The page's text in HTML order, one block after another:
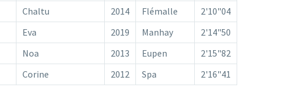
Chaltu 2014 Flémalle
2'10"04
Eva 2019 Manhay
2'14"50
Noa 2013 Eupen
2'15"82
Corine 2012 Spa 2'16"41